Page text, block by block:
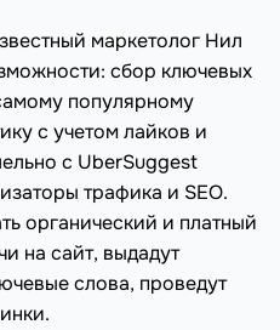
маркетолог Нил
сбор ключевых
популярному
с учетом лайков и
с UberSuggest
трафика и SEO.
органический и платный
на сайт, выдадут
слова, проведут